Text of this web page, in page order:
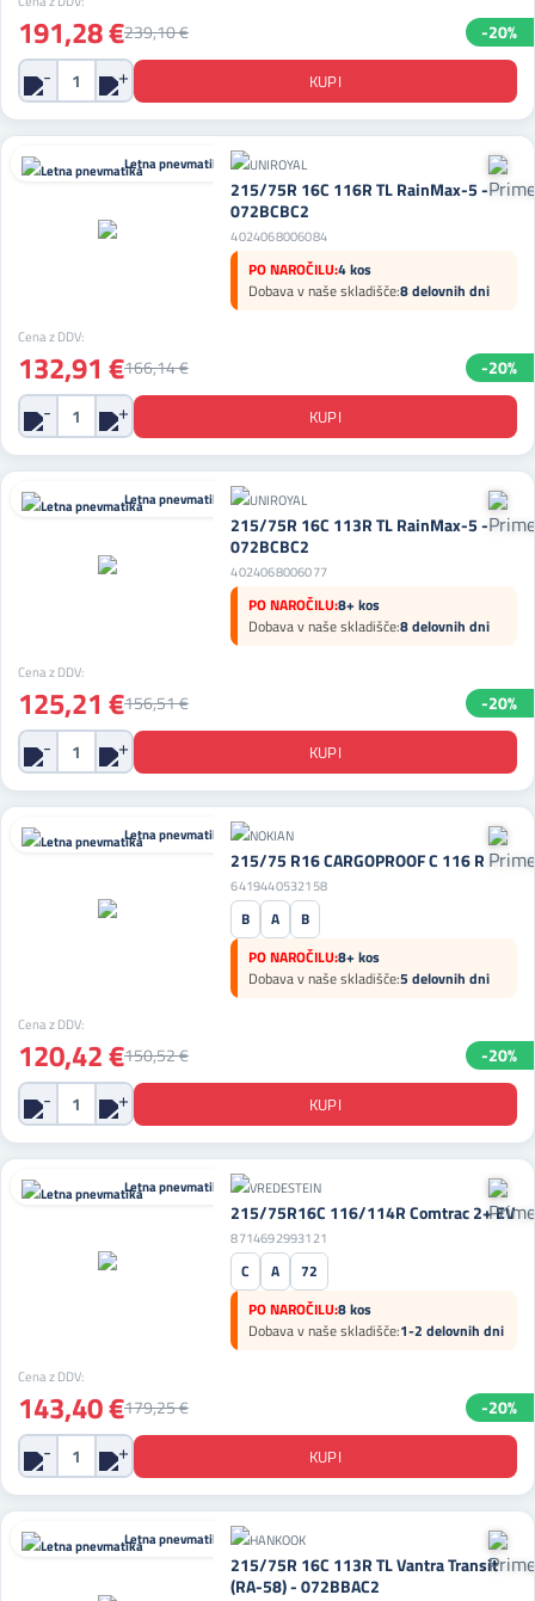
191,28 €239,10 € -20%
Letna pnevmatika
215/75R 16C 116R TL RainMax-5 -
072BCBC2
4024068006084
PO NAROČILU:4 kos
Dobava v naše skladišče:8 delovnih dni
Cena z DDV:
132,91 €166,14 € -20%
Letna pnevmatika
215/75R 16C 113R TL RainMax-5 -
072BCBC2
4024068006077
PO NAROČILU:8+ kos
Dobava v naše skladišče:8 delovnih dni
Cena z DDV:
125,21 €156,51 € -20%
Letna pnevmatika
215/75 R16 CARGOPROOF C 116 R
6419440532158
B A
B
PO NAROČILU:8+ kos
Dobava v naše skladišče:5 delovnih dni
Cena z DDV:
120,42 €150,52 € -20%
Letna pnevmatika
215/75R16C 116/114R Comtrac 2+ EV
8714692993121
C A
72
PO NAROČILU:8 kos
Dobava v naše skladišče:1-2 delovnih dni
Cena z DDV:
143,40 €179,25 € -20%
Letna pnevmatika
215/75R 16C 113R TL Vantra Transit
(RA-58) - 072BBAC2